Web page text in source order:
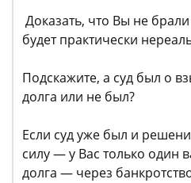
Доказать, что Вы не брали
будет практически
Подскажите, а суд был о
долга или не был?
Если суд уже был и
силу — у Вас только один
долга — через